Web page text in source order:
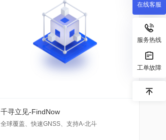
千寻立见-FindNow
全球覆盖、快速GNSS、支持A-北斗
在线客服
服务热线
工单故障